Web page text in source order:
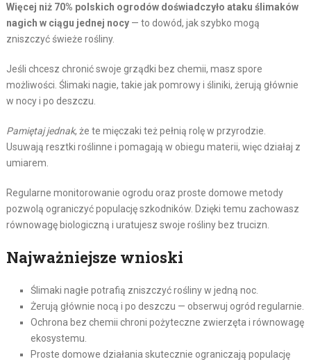
Więcej niż 70% polskich ogrodów doświadczyło ataku ślimaków
nagich w ciągu jednej nocy— to dowód, jak szybko mogą
zniszczyć świeże rośliny.
Jeśli chcesz chronić swoje grządki bez chemii, masz spore
możliwości. Ślimaki nagie, takie jak pomrowy i śliniki, żerują głównie
w nocy i po deszczu.
Pamiętaj jednak, że te mięczaki też pełnią rolę w przyrodzie.
Usuwają resztki roślinne i pomagają w obiegu materii, więc działaj z
umiarem.
Regularne monitorowanie ogrodu oraz proste domowe metody
pozwolą ograniczyć populację szkodników. Dzięki temu zachowasz
równowagę biologiczną i uratujesz swoje rośliny bez trucizn.
Najważniejsze wnioski
Ślimaki nagłe potrafią zniszczyć rośliny w jedną noc.
Żerują głównie nocą i po deszczu — obserwuj ogród regularnie.
Ochrona bez chemii chroni pożyteczne zwierzęta i równowagę
ekosystemu.
Proste domowe działania skutecznie ograniczają populację